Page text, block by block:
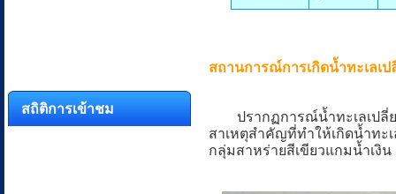
สถิติการเข้าชม
สถานการณ์การเกิดน้ำทะเลเ
ปรากฏการณ์น้ำทะเลเปลี่ย
สาเหตุสำคัญที่ทำให้เกิดน้ำทะ
กลุ่มสาหร่ายสีเขียวแกมน้ำเงิน